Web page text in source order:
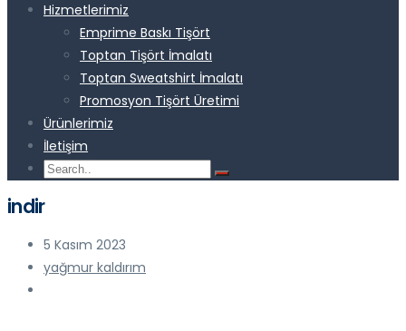
Hizmetlerimiz
Emprime Baskı Tişört
Toptan Tişört İmalatı
Toptan Sweatshirt İmalatı
Promosyon Tişört Üretimi
Ürünlerimiz
İletişim
indir
5 Kasım 2023
yağmur kaldırım